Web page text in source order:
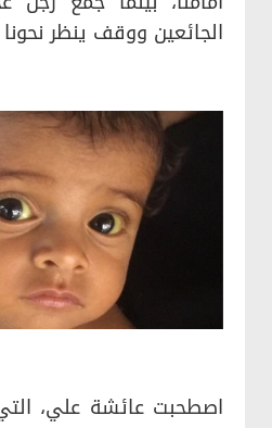
الجائعين ووقف ينظر
اصطحبت عائشة علي،